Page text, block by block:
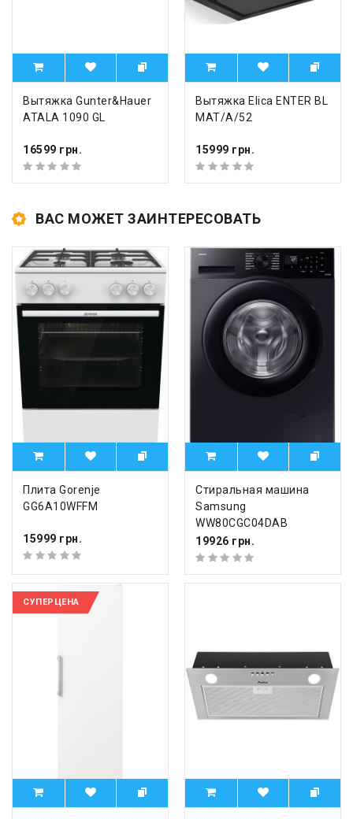
Вытяжка Gunter&Hauer
ATALA 1090 GL
16599 грн.
Вытяжка Elica ENTER BL
MAT/A/52
15999 грн.
ВАС МОЖЕТ ЗАИНТЕРЕСОВАТЬ
Плита Gorenje
GG6A10WFFM
15999 грн.
Стиральная машина
Samsung
WW80CGC04DAB
19926 грн.
СУПЕРЦЕНА